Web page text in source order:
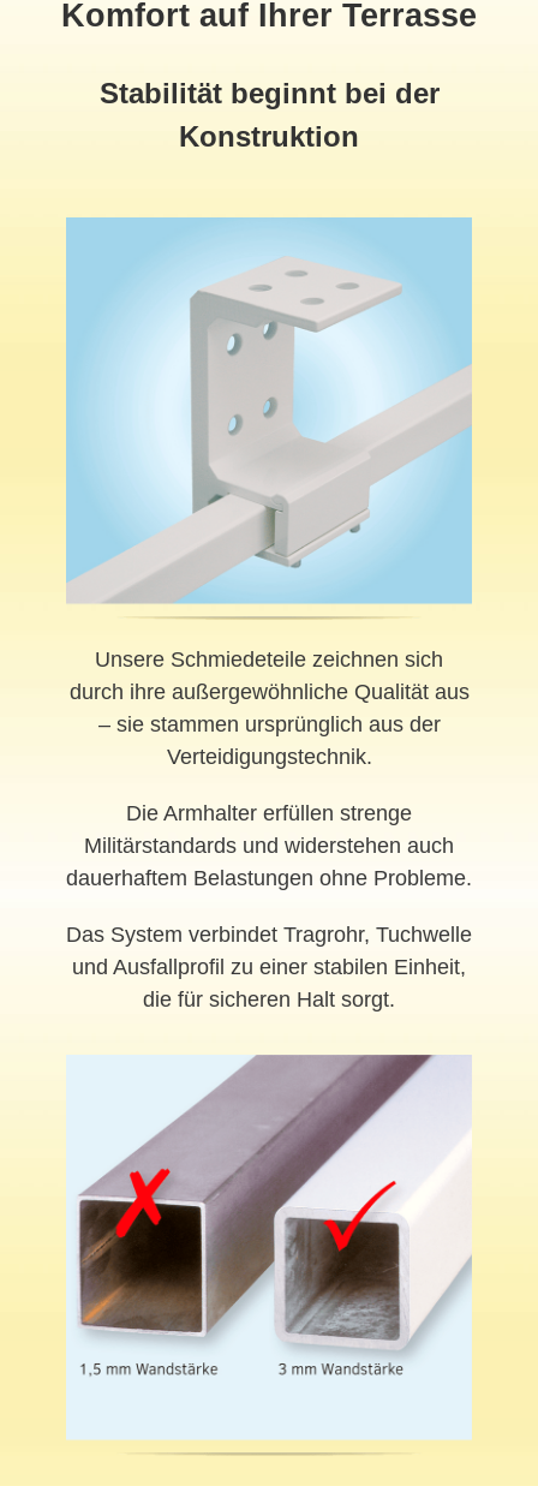
Komfort auf Ihrer Terrasse
Stabilität beginnt bei der
Konstruktion
Unsere Schmiedeteile zeichnen sich
durch ihre außergewöhnliche Qualität aus
– sie stammen ursprünglich aus der
Verteidigungstechnik.
Die Armhalter erfüllen strenge
Militärstandards und widerstehen auch
dauerhaftem Belastungen ohne Probleme.
Das System verbindet Tragrohr, Tuchwelle
und Ausfallprofil zu einer stabilen Einheit,
die für sicheren Halt sorgt.